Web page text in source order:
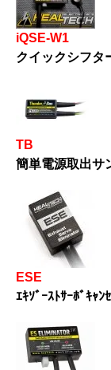
iQSE-W1
クイックシフタ
TB
簡単電源取出サ
ESE
ｴｷｿﾞｰｽﾄｻｰﾎﾞｷｬﾝ